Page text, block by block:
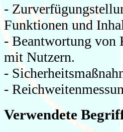
-
Funktionen und
- Beantwortung von
mit Nutzern.
-
-
Verwendete